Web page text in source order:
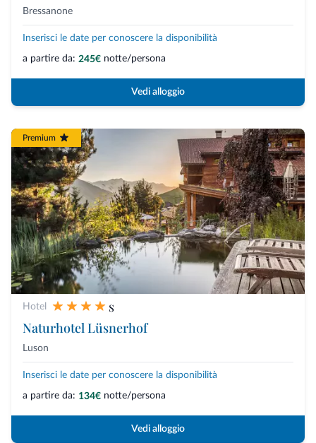
Bressanone
Inserisci le date per conoscere la disponibilità
a partire da: 245€ notte/persona
Vedi alloggio
Premium
Hotel
s
Naturhotel Lüsnerhof
Luson
Inserisci le date per conoscere la disponibilità
a partire da: 134€ notte/persona
Vedi alloggio